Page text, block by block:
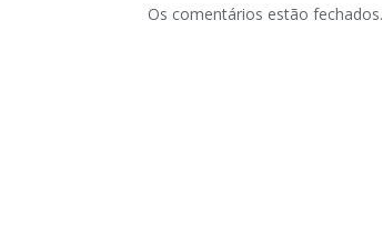
Os comentários estão fechados.